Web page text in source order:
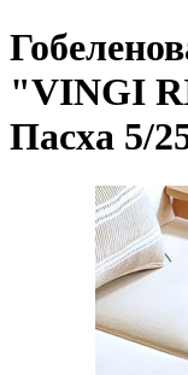
"VINGI
Пасха 5/